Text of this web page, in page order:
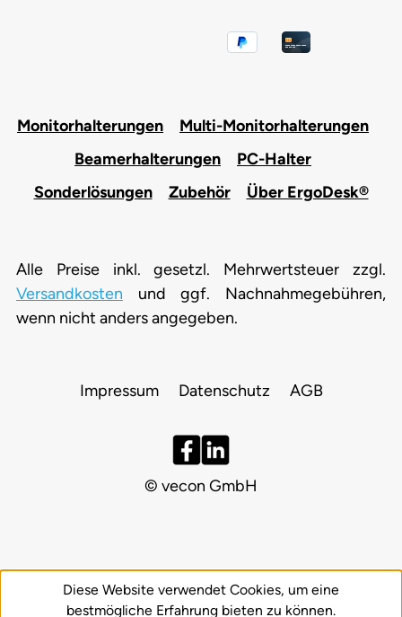
Monitorhalterungen
Multi-Monitorhalterungen
Beamerhalterungen
PC-Halter
Sonderlösungen
Zubehör Über ErgoDesk®
Alle Preise inkl. gesetzl. Mehrwertsteuer zzgl.
Versandkosten und ggf. Nachnahmegebühren,
wenn nicht anders angegeben.
Impressum Datenschutz AGB
© vecon GmbH
Diese Website verwendet Cookies, um eine
bestmögliche Erfahrung bieten zu können.